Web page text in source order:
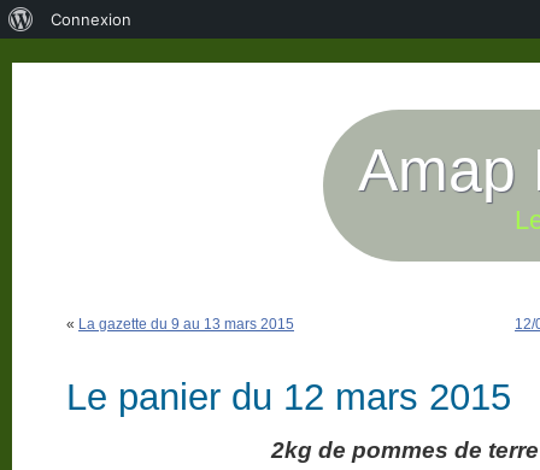
Amap
« La gazette du 9 au 13 mars 2015 12/
Le panier du 12 mars 2015
2kg de pommes de
Connexion